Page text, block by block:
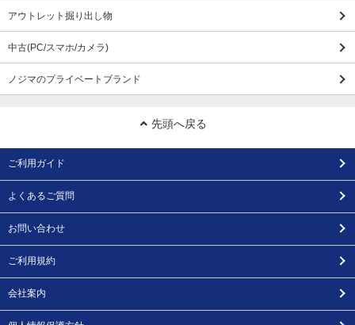
アウトレット掘り出し物
中古(PC/スマホ/カメラ)
ノジマのプライベートブランド
先頭へ戻る
ご利用ガイド
よくあるご質問
お問い合わせ
ご利用規約
会社案内